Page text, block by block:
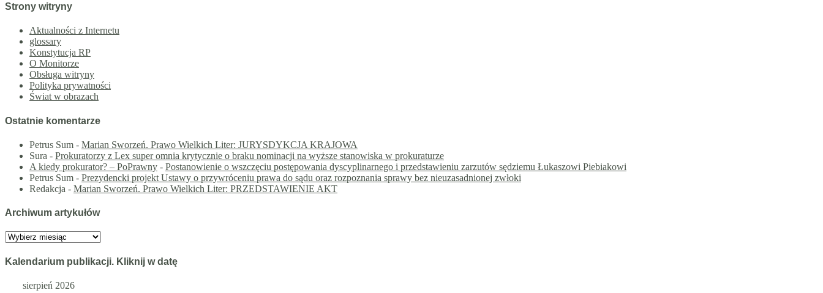
Strony witryny
Aktualności z Internetu
glossary
Konstytucja RP
O Monitorze
Obsługa witryny
Polityka prywatności
Świat w obrazach
Ostatnie komentarze
Petrus Sum - Marian Sworzeń. Prawo Wielkich Liter: JURYSDYKCJA KRAJOWA
Sura - Prokuratorzy z Lex super omnia krytycznie o braku nominacji na wyższe stanowiska w prokuraturze
A kiedy prokurator? – PoPrawny - Postanowienie o wszczęciu postępowania dyscyplinarnego i przedstawieniu zarzutów sędziemu Łukaszowi Piebiakowi
Petrus Sum - Prezydencki projekt Ustawy o przywróceniu prawa do sądu oraz rozpoznania sprawy bez nieuzasadnionej zwłoki
Redakcja - Marian Sworzeń. Prawo Wielkich Liter: PRZEDSTAWIENIE AKT
Archiwum artykułów
Archiwum
Kalendarium publikacji. Kliknij w datę
sierpień 2026